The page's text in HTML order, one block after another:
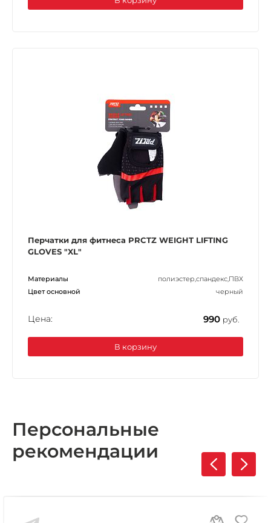
Перчатки для фитнеса PRCTZ WEIGHT LIFTING
GLOVES "XL"
Материалы
полиэстер,спандекс,ПВХ
Цвет основной
черный
Цена: 990 руб.
В корзину
Персональные
рекомендации